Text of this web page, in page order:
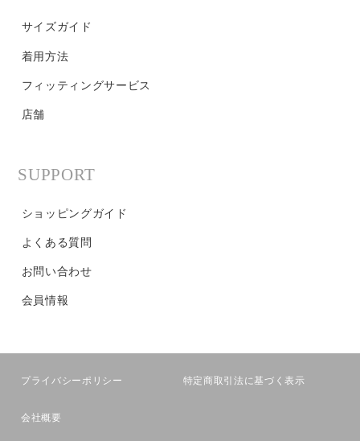
サイズガイド
着用方法
フィッティングサービス
店舗
SUPPORT
ショッピングガイド
よくある質問
お問い合わせ
会員情報
プライバシーポリシー 特定商取引法に基づく表示
会社概要